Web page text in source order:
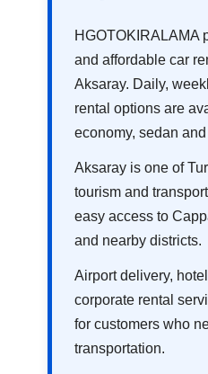
HGOTOKIRALAMA
and affordable car
Aksaray. Daily,
rental options are
economy, sedan
Aksaray is one of
tourism and
easy access to
and nearby districts.
Airport delivery,
corporate rental
for customers who
transportation.